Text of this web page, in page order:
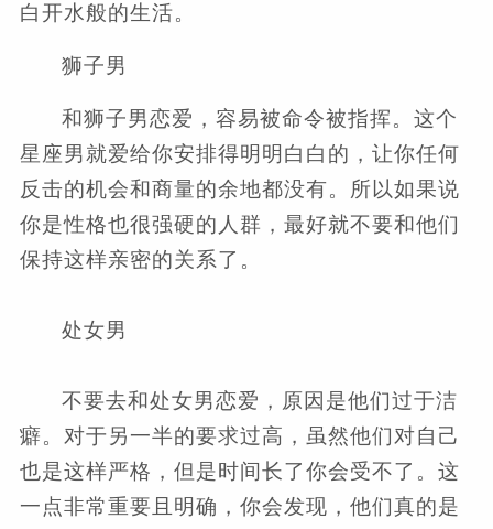
白开水般的生活。
狮子男
和狮子男恋爱，容易被命令被指挥。这个
星座男就爱给你安排得明明白白的，让你任何
反击的机会和商量的余地都没有。所以如果说
你是性格也很强硬的人群，最好就不要和他们
保持这样亲密的关系了。
处女男
不要去和处女男恋爱，原因是他们过于洁
癖。对于另一半的要求过高，虽然他们对自己
也是这样严格，但是时间长了你会受不了。这
一点非常重要且明确，你会发现，他们真的是